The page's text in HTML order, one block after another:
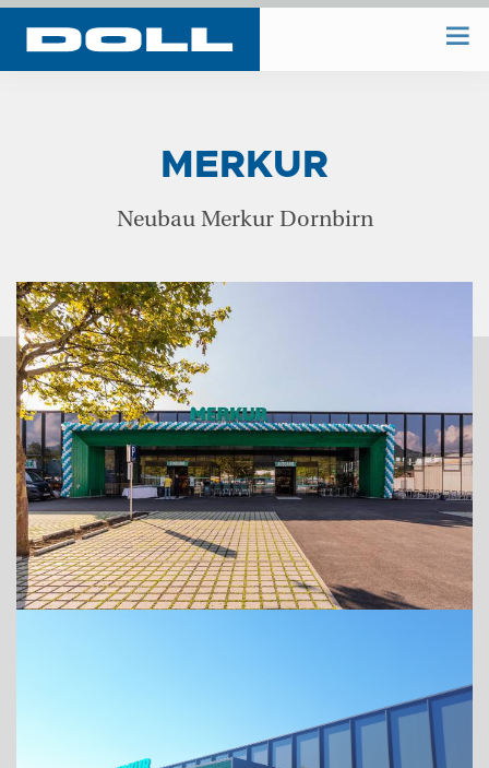
UNTERNEHMEN
REFERENZEN
KONTAKT
ADRESSE
MERKUR
Neubau Merkur Dornbirn